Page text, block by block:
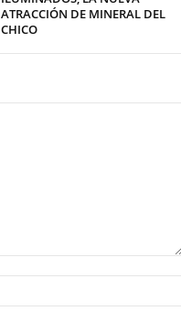
ATRACCIÓN DE MINERAL DEL
CHICO